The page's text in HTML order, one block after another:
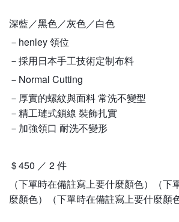
深藍／黑色／灰色／白色
－henley 領位
－採用日本手工技術定制布料
－Normal Cutting
－厚實的螺紋與面料 常洗不變型
－精工璉式鎖線 裝飾扎實
－加強領口 耐洗不變形
＄450 ／ 2 件
（下單時在備註寫上要什麼顏色）（下
麼顏色）（下單時在備註寫上要什麼顏色